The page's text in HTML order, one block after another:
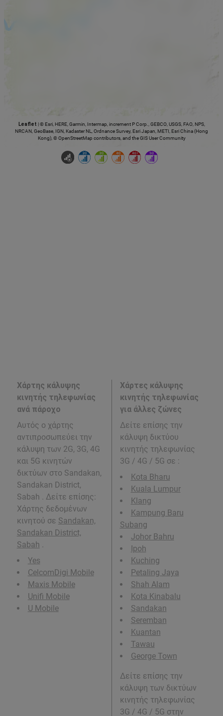
Leaflet
© Esri, HERE, Garmin, Intermap, increment P Corp., GEBCO, USGS, FAO, NPS,
NRCAN, GeoBase, IGN, Kadaster NL, Ordnance Survey, Esri Japan, METI, Esri China (Hong
Kong), © OpenStreetMap contributors, and the GIS User Community
Χάρτης κάλυψης
κινητής τηλεφωνίας
ανά πάροχο
Αυτός ο χάρτης
αντιπροσωπεύει την
κάλυψη των 2G, 3G, 4G
και 5G κινητών
δικτύων στο Sandakan,
Sandakan District,
Sabah . Δείτε επίσης:
Χάρτης δεδομένων
κινητού σε Sandakan,
Sandakan District,
Sabah
Yes
CelcomDigi Mobile
Maxis Mobile
Unifi Mobile
U Mobile
Χάρτες κάλυψης
κινητής τηλεφωνίας
για άλλες ζώνες
Δείτε επίσης την
κάλυψη δικτύου
κινητής τηλεφωνίας
3G / 4G / 5G σε :
Kota Bharu
Kuala Lumpur
Klang
Kampung Baru
Subang
Johor Bahru
Ipoh
Kuching
Petaling Jaya
Shah Alam
Kota Kinabalu
Sandakan
Seremban
Kuantan
Tawau
George Town
Δείτε επίσης την
κάλυψη των δικτύων
κινητής τηλεφωνίας
3G / 4G / 5G στην